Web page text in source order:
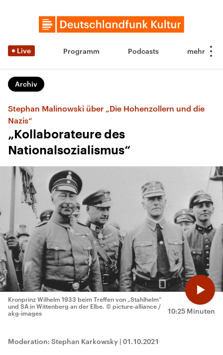
Live Programm Podcasts
Archiv
Stephan Malinowski über „Die Hohenzollern und die
Nazis“
„Kollaborateure des
Nationalsozialismus“
10:25 Minuten
Kronprinz Wilhelm 1933 beim Treffen von „Stahlhelm“
und SA in Wittenberg an der Elbe. © picture-alliance /
akg-images
Moderation: Stephan Karkowsky | 01.10.2021